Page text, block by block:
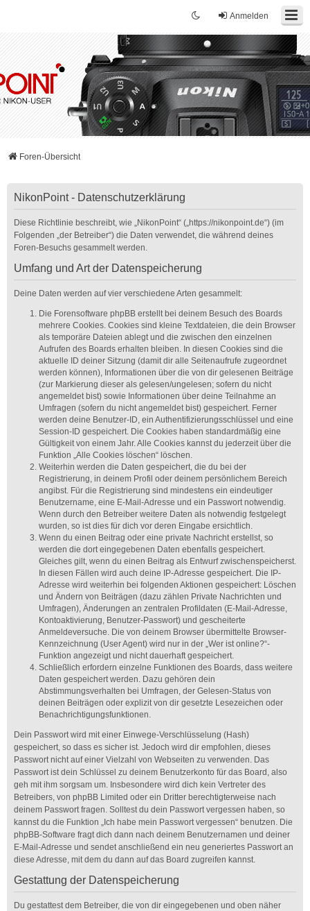
Anmelden
Foren-Übersicht
NikonPoint - Datenschutzerklärung
Diese Richtlinie beschreibt, wie „NikonPoint“ („https://nikonpoint.de“) (im
Folgenden „der Betreiber“) die Daten verwendet, die während deines
Foren-Besuchs gesammelt werden.
Umfang und Art der Datenspeicherung
Deine Daten werden auf vier verschiedene Arten gesammelt:
Die Forensoftware phpBB erstellt bei deinem Besuch des Boards
mehrere Cookies. Cookies sind kleine Textdateien, die dein Browser
als temporäre Dateien ablegt und die zwischen den einzelnen
Aufrufen des Boards erhalten bleiben. In diesen Cookies sind die
aktuelle ID deiner Sitzung (damit dir alle Seitenaufrufe zugeordnet
werden können), Informationen über die von dir gelesenen Beiträge
(zur Markierung dieser als gelesen/ungelesen; sofern du nicht
angemeldet bist) sowie Informationen über deine Teilnahme an
Umfragen (sofern du nicht angemeldet bist) gespeichert. Ferner
werden deine Benutzer-ID, ein Authentifizierungsschlüssel und eine
Session-ID gespeichert. Die Cookies haben standardmäßig eine
Gültigkeit von einem Jahr. Alle Cookies kannst du jederzeit über die
Funktion „Alle Cookies löschen“ löschen.
Weiterhin werden die Daten gespeichert, die du bei der
Registrierung, in deinem Profil oder deinem persönlichem Bereich
angibst. Für die Registrierung sind mindestens ein eindeutiger
Benutzername, eine E-Mail-Adresse und ein Passwort notwendig.
Wenn durch den Betreiber weitere Daten als notwendig festgelegt
wurden, so ist dies für dich vor deren Eingabe ersichtlich.
Wenn du einen Beitrag oder eine private Nachricht erstellst, so
werden die dort eingegebenen Daten ebenfalls gespeichert.
Gleiches gilt, wenn du einen Beitrag als Entwurf zwischenspeicherst.
In diesen Fällen wird auch deine IP-Adresse gespeichert. Die IP-
Adresse wird weiterhin bei folgenden Aktionen gespeichert: Löschen
und Ändern von Beiträgen (dazu zählen Private Nachrichten und
Umfragen), Änderungen an zentralen Profildaten (E-Mail-Adresse,
Kontoaktivierung, Benutzer-Passwort) und gescheiterte
Anmeldeversuche. Die von deinem Browser übermittelte Browser-
Kennzeichnung (User Agent) wird nur in der „Wer ist online?“-
Funktion angezeigt und nicht dauerhaft gespeichert.
Schließlich erfordern einzelne Funktionen des Boards, dass weitere
Daten gespeichert werden. Dazu gehören dein
Abstimmungsverhalten bei Umfragen, der Gelesen-Status von
deinen Beiträgen oder explizit von dir gesetzte Lesezeichen oder
Benachrichtigungsfunktionen.
Dein Passwort wird mit einer Einwege-Verschlüsselung (Hash)
gespeichert, so dass es sicher ist. Jedoch wird dir empfohlen, dieses
Passwort nicht auf einer Vielzahl von Webseiten zu verwenden. Das
Passwort ist dein Schlüssel zu deinem Benutzerkonto für das Board, also
geh mit ihm sorgsam um. Insbesondere wird dich kein Vertreter des
Betreibers, von phpBB Limited oder ein Dritter berechtigterweise nach
deinem Passwort fragen. Solltest du dein Passwort vergessen haben, so
kannst du die Funktion „Ich habe mein Passwort vergessen“ benutzen. Die
phpBB-Software fragt dich dann nach deinem Benutzernamen und deiner
E-Mail-Adresse und sendet anschließend ein neu generiertes Passwort an
diese Adresse, mit dem du dann auf das Board zugreifen kannst.
Gestattung der Datenspeicherung
Du gestattest dem Betreiber, die von dir eingegebenen und oben näher